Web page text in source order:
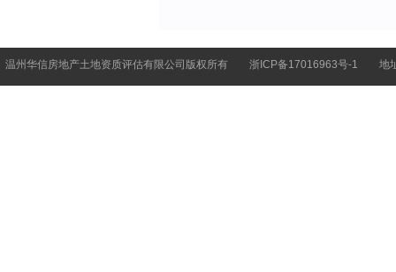
温州华信房地产土地资质评估有限公司版权所有 浙ICP备17016963号-1 地